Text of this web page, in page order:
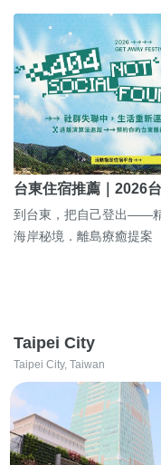
台東住宿推薦｜2026
到台東，把自己登出——
海岸秘境．離島療癒提案
Taipei City
Taipei City, Taiwan